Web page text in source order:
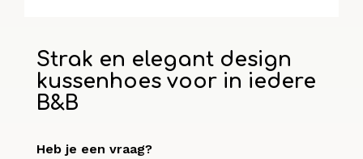
Strak en elegant design
kussenhoes voor in iedere
B&B
Heb je een vraag?